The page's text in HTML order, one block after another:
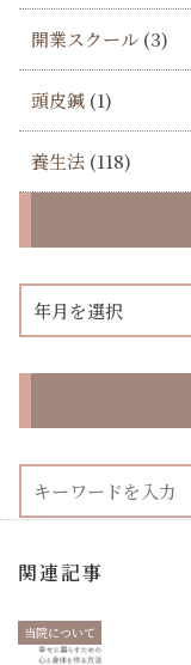
開業スクール (3)
頭皮鍼 (1)
養生法 (118)
関連記事
当院について